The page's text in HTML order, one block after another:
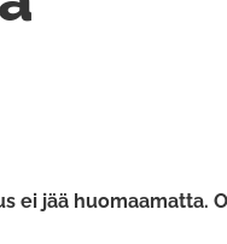
ei jää huomaamatta.